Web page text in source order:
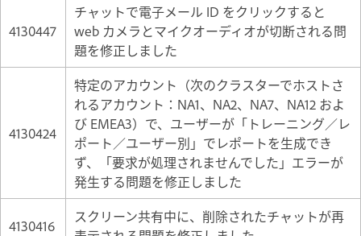
4130447
チャットで電子メール ID をクリックすると
web カメラとマイクオーディオが切断される問
題を修正しました
4130424
特定のアカウント（次のクラスターでホストさ
れるアカウント：NA1、NA2、NA7、NA12 およ
び EMEA3）で、ユーザーが「トレーニング／レ
ポート／ユーザー別」でレポートを生成でき
ず、「要求が処理されませんでした」エラーが
発生する問題を修正しました
4130416
スクリーン共有中に、削除されたチャットが再